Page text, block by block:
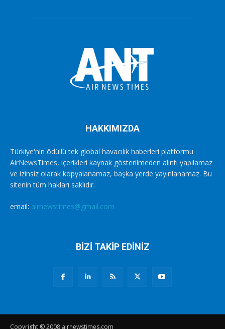
HAKKIMIZDA
Türkiye'nin ödüllü tek global havacılık haberleri platformu
AirNewsTimes, içerikleri kaynak gösterilmeden alıntı yapılamaz
ve izinsiz olarak kopyalanamaz, başka yerde yayınlanamaz. Bu
sitenin tüm hakları saklıdır.
email: airnewstimes@gmail.com
BİZİ TAKİP EDİNİZ
Copyright © 2008 airnewstimes.com